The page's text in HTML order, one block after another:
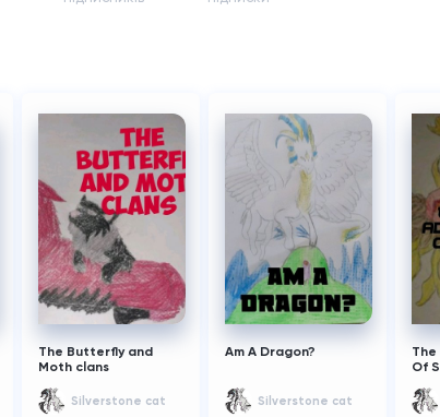
The Butterfly and
Moth clans
Silverstone cat
Am A Dragon?
Silverstone cat
The
Of